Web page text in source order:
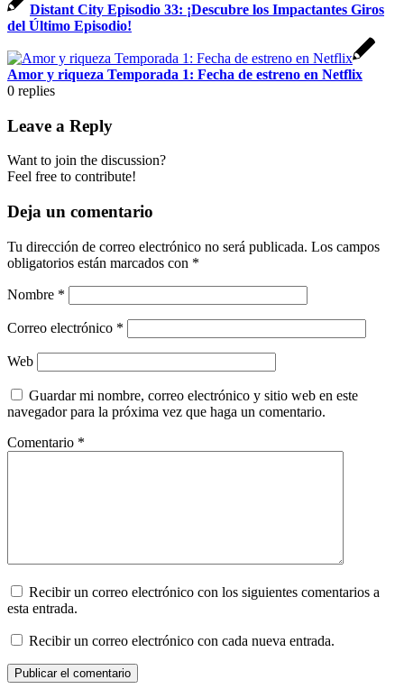
Distant City Episodio 33: ¡Descubre los Impactantes Giros
del Último Episodio!
Amor y riqueza Temporada 1: Fecha de estreno en Netflix
0 replies
Leave a Reply
Want to join the discussion?
Feel free to contribute!
Deja un comentario
Tu dirección de correo electrónico no será publicada. Los campos
obligatorios están marcados con *
Nombre *
Correo electrónico *
Web
Guardar mi nombre, correo electrónico y sitio web en este
navegador para la próxima vez que haga un comentario.
Comentario *
Recibir un correo electrónico con los siguientes comentarios a
esta entrada.
Recibir un correo electrónico con cada nueva entrada.